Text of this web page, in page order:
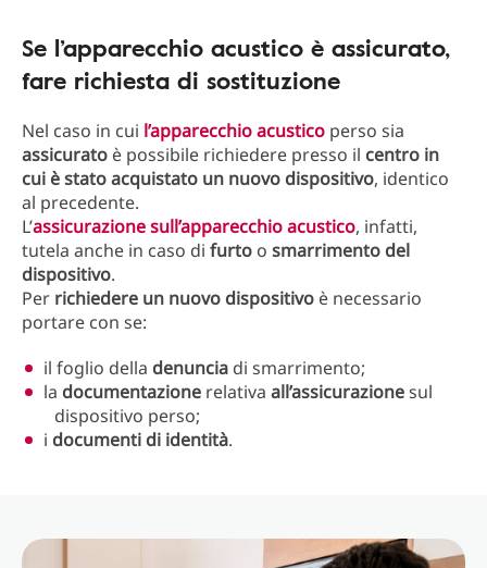
Se l’apparecchio acustico è assicurato,
fare richiesta di sostituzione
Nel caso in cui l’apparecchio acustico perso sia
assicurato è possibile richiedere presso il centro in
cui è stato acquistato un nuovo dispositivo, identico
al precedente.
L’assicurazione sull’apparecchio acustico, infatti,
tutela anche in caso di furto o smarrimento del
dispositivo.
Per richiedere un nuovo dispositivo è necessario
portare con se:
il foglio della denuncia di smarrimento;
la documentazione relativa all’assicurazionesul
dispositivo perso;
i documenti di identità.